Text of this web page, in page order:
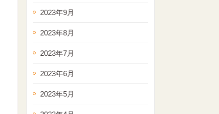
2023年9月
2023年8月
2023年7月
2023年6月
2023年5月